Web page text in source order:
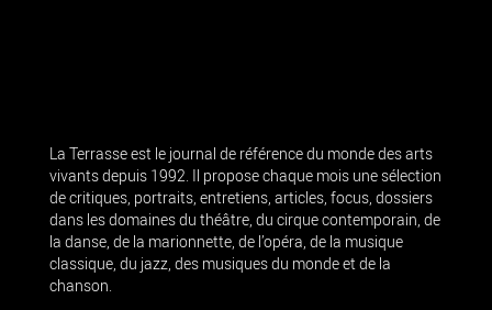
La Terrasse est le journal de référence du monde des arts
vivants depuis 1992. Il propose chaque mois une sélection
de critiques, portraits, entretiens, articles, focus, dossiers
dans les domaines du théâtre, du cirque contemporain, de
la danse, de la marionnette, de l’opéra, de la musique
classique, du jazz, des musiques du monde et de la
chanson.